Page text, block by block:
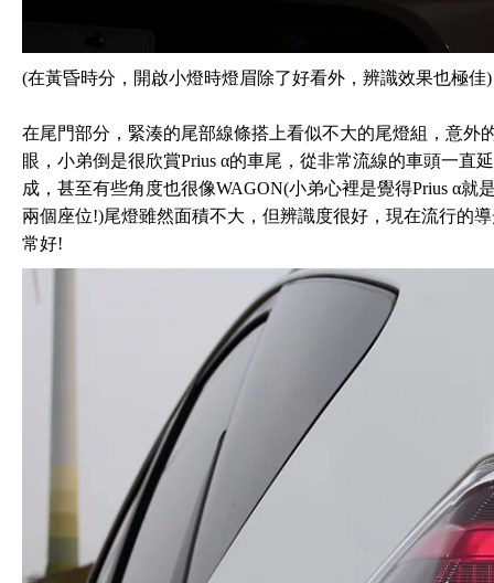
(在黃昏時分，開啟小燈時燈眉除了好看外，辨識效果也極佳)
在尾門部分，緊湊的尾部線條搭上看似不大的尾燈組，意外
眼，小弟倒是很欣賞Prius α的車尾，從非常流線的車頭一直
成，甚至有些角度也很像WAGON(小弟心裡是覺得Prius α就
兩個座位!)尾燈雖然面積不大，但辨識度很好，現在流行的
常好!